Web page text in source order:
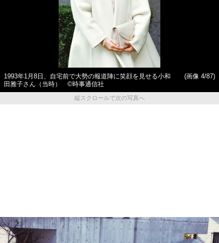
1993年1月8日、自宅前で大勢の報道陣に笑顔を見せる小和
田雅子さん（当時） ©時事通信社
(画像 4/87)
縦スクロールで次の写真へ